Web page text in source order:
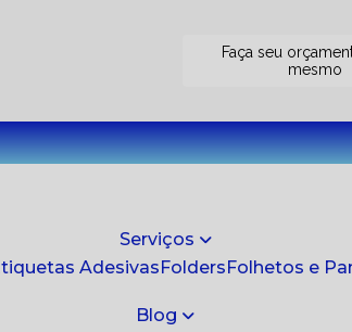
Faça seu
mesmo
Serviços
Etiquetas Adesivas Folders Folhetos e
Blog